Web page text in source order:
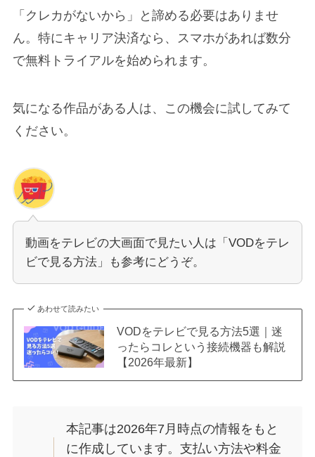
「クレカがないから」と諦める必要はありませ
ん。特にキャリア決済なら、スマホがあれば数分
で無料トライアルを始められます。
気になる作品がある人は、この機会に試してみて
ください。
動画をテレビの大画面で見たい人は「VODをテレ
ビで見る方法」も参考にどうぞ。
あわせて読みたい
VODをテレビで見る方法5選｜迷
ったらコレという接続機器も解説
【2026年最新】
本記事は2026年7月時点の情報をもと
に作成しています。支払い方法や料金